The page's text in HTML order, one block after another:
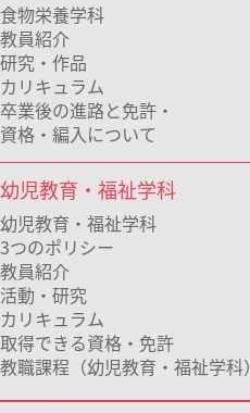
食物栄養学科
教員紹介
研究・作品
カリキュラム
卒業後の進路と免許・
資格・編入について
幼児教育・福祉学科
幼児教育・福祉学科
3つのポリシー
教員紹介
活動・研究
カリキュラム
取得できる資格・免許
教職課程（幼児教育・福祉学科）